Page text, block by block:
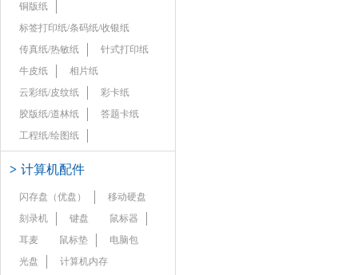
铜版纸
标签打印纸/条码纸/收银纸
传真纸/热敏纸
针式打印纸
牛皮纸
相片纸
云彩纸/皮纹纸
彩卡纸
胶版纸/道林纸
答题卡纸
工程纸/绘图纸
> 计算机配件
闪存盘（优盘）
移动硬盘
刻录机
键盘
鼠标器
耳麦
鼠标垫
电脑包
光盘
计算机内存